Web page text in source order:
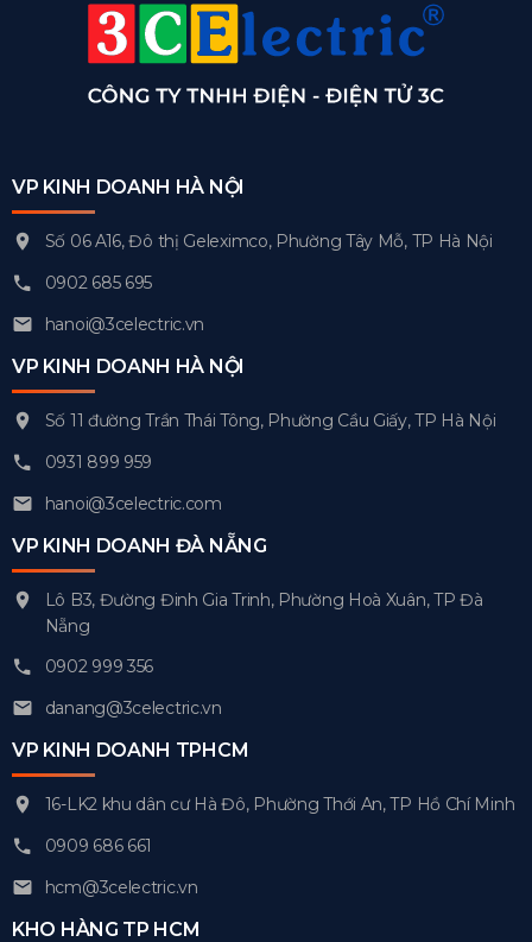
VP KINH DOANH HÀ NỘI
Số 06 A16, Đô thị Geleximco, Phường Tây Mỗ, TP Hà Nội
0902 685 695
hanoi@3celectric.vn
VP KINH DOANH HÀ NỘI
Số 11 đường Trần Thái Tông, Phường Cầu Giấy, TP Hà Nội
0931 899 959
hanoi@3celectric.com
VP KINH DOANH ĐÀ NẴNG
Lô B3, Đường Đinh Gia Trinh, Phường Hoà Xuân, TP Đà
Nẵng
0902 999 356
danang@3celectric.vn
VP KINH DOANH TPHCM
16-LK2 khu dân cư Hà Đô, Phường Thới An, TP Hồ Chí Minh
0909 686 661
hcm@3celectric.vn
KHO HÀNG TP HCM